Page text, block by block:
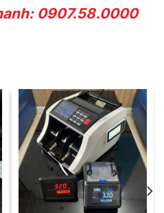
0907.58.0000